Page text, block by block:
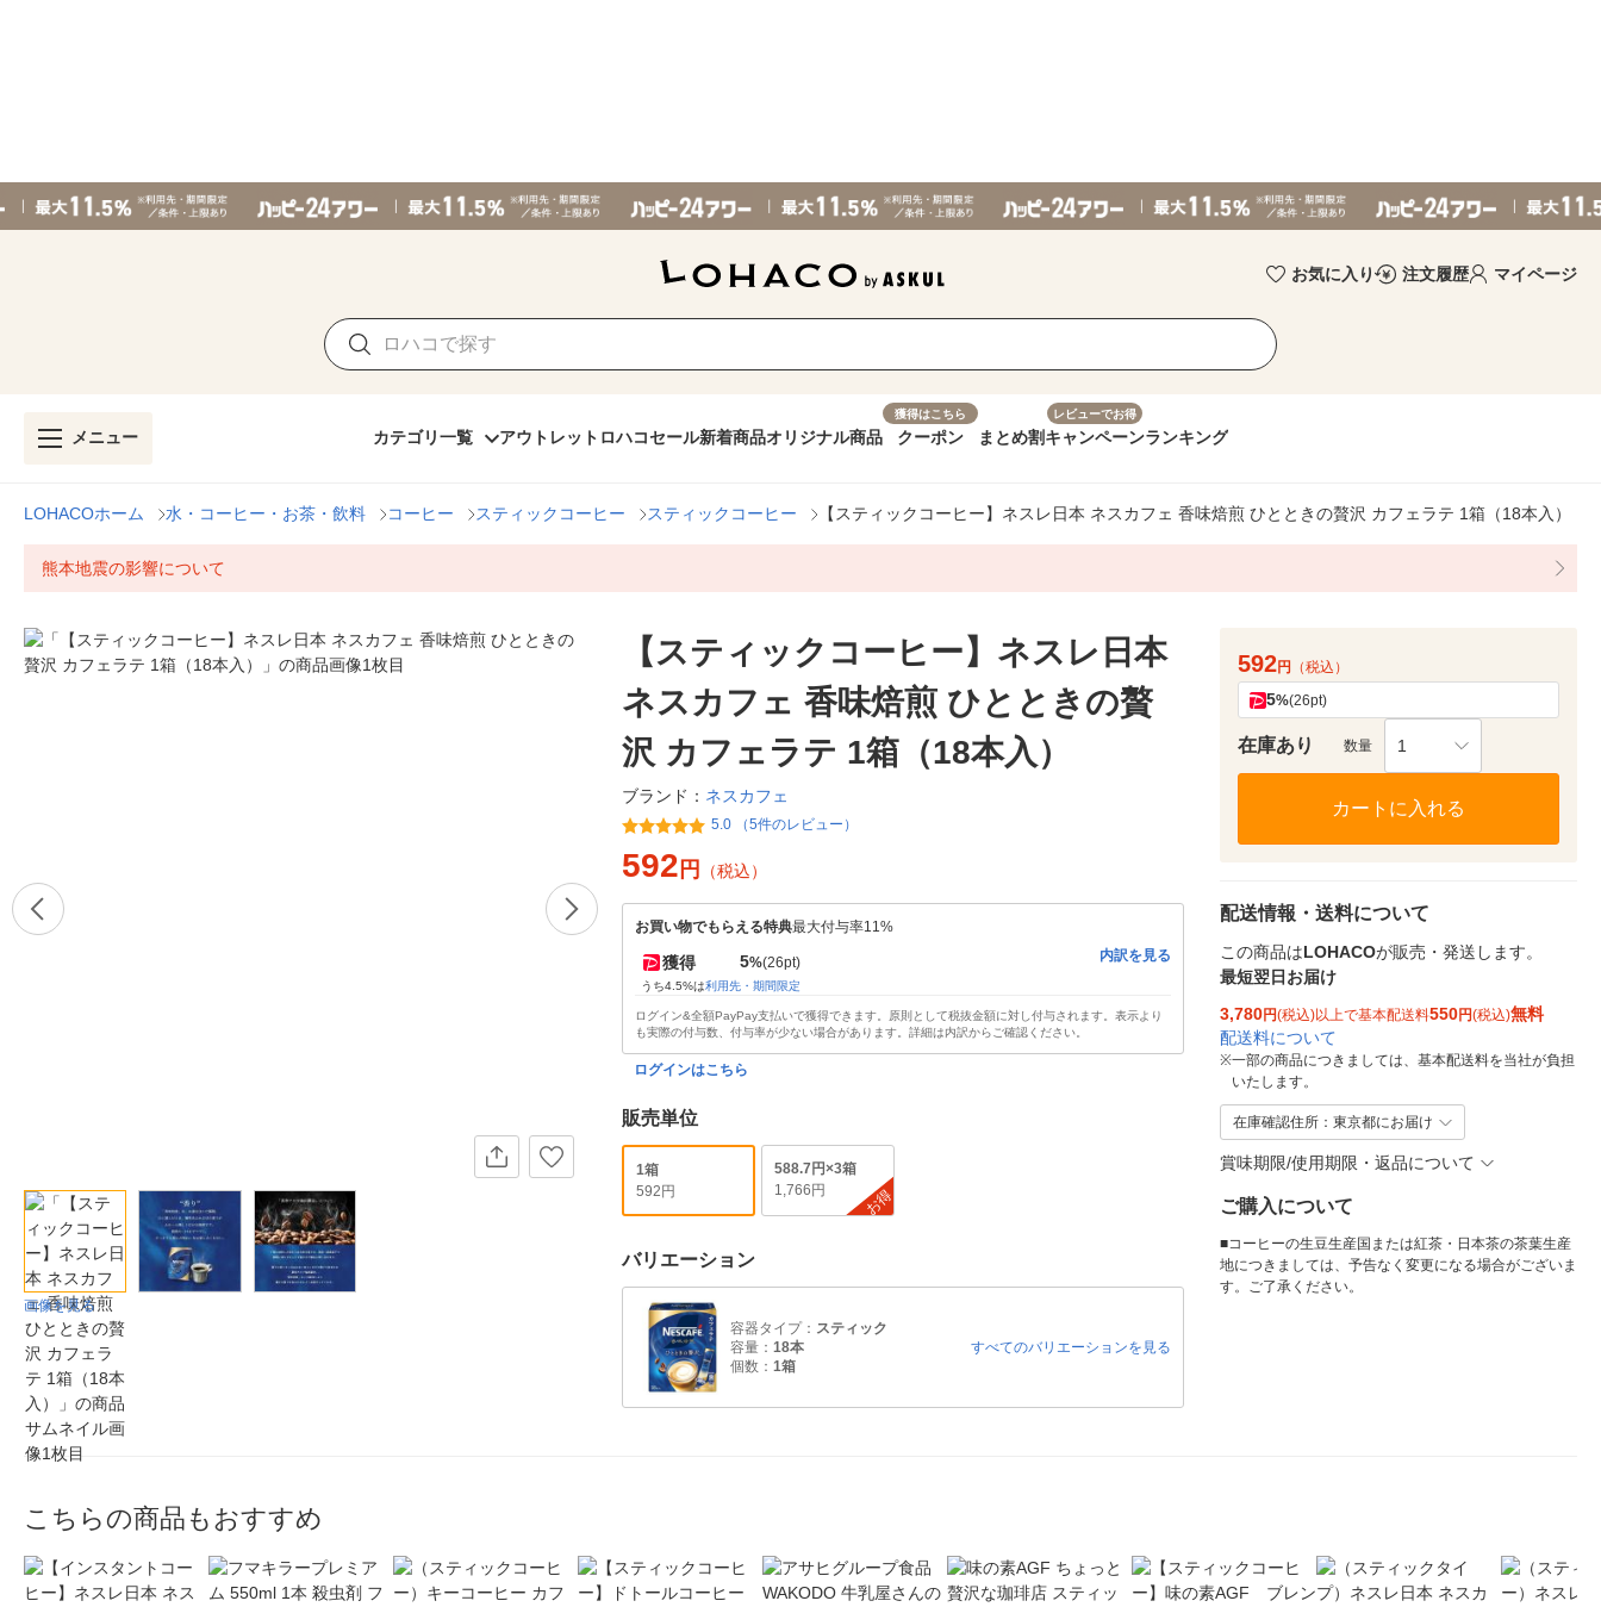
お気に入り 注文履歴 マイページ
メニュー カテゴリ一覧 アウトレット ロハコセール新着商品オリジナル商品
獲得はこちら
クーポン まとめ割
レビューでお得
キャンペーンランキング
LOHACOホーム 水・コーヒー・お茶・飲料 コーヒー スティックコーヒー スティックコーヒー 【スティックコーヒー】ネスレ日本 ネスカフェ 香味焙煎 ひとときの贅沢 カフェラテ 1箱（18本入）
熊本地震の影響について
画像を見る
【スティックコーヒー】ネスレ日本
ネスカフェ 香味焙煎 ひとときの贅
沢 カフェラテ 1箱（18本入）
ブランド： ネスカフェ
5.0 （5件のレビュー）
592 円 （税込）
お買い物でもらえる特典最大付与率11%
獲得 5%(26pt)
うち4.5%は利用先・期間限定
内訳を見る
ログイン&全額PayPay支払いで獲得できます。原則として税抜金額に対し付与されます。表示より
も実際の付与数、付与率が少ない場合があります。詳細は内訳からご確認ください。
ログインはこちら
販売単位
1箱
592円
588.7円×3箱
1,766円
お得
バリエーション
容器タイプ： スティック
容量： 18本
個数： 1箱
すべてのバリエーションを見る
592円 （税込）
5%(26pt)
在庫あり 数量 1
カートに入れる
配送情報・送料について
この商品はLOHACOが販売・発送します。
最短翌日お届け
3,780円(税込)以上で基本配送料550円(税込)無料
配送料について
※一部の商品につきましては、基本配送料を当社が負担
いたします。
在庫確認住所：東京都にお届け
賞味期限/使用期限・返品について
ご購入について
■コーヒーの生豆生産国または紅茶・日本茶の茶葉生産
地につきましては、予告なく変更になる場合がございま
す。ご了承ください。
こちらの商品もおすすめ